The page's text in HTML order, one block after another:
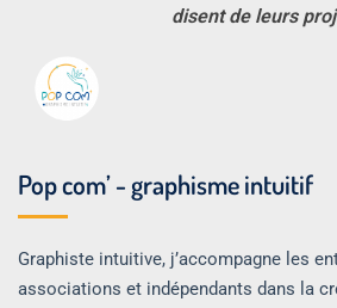
disent de leurs
Pop com’ - graphisme intuitif
Graphiste intuitive, j’accompagne les
associations et indépendants dans la